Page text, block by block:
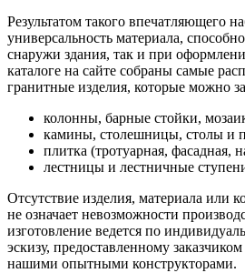
Результатом такого впечатляющего
универсальность материала,
снаружи здания, так и при
каталоге на сайте собраны самые
гранитные изделия, которые можно
колонны, барные стойки,
камины, столешницы, столы и
плитка (тротуарная, фасадная,
лестницы и лестничные
Отсутствие изделия, материала или
не означает невозможности
изготовление ведется по
эскизу, предоставленному
нашими опытными конструкторами.